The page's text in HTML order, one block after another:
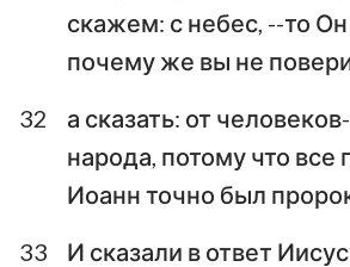
скажем: с небес, --то
почему же вы не
32
а сказать: от
народа, потому что все
Иоанн точно был
33
И сказали в ответ